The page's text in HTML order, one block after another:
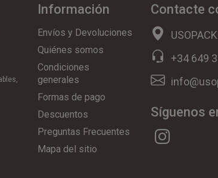
Información
Envíos y Devoluciones
Quiénes somos
Condiciones
generales
Formas de pago
Descuentos
Preguntas Frecuentes
Mapa del sitio
Contacte
+34 649
Síguenos